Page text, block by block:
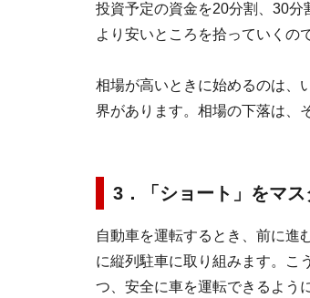
投資予定の資金を20分割、30分
より安いところを拾っていくの
相場が高いときに始めるのは、
界があります。相場の下落は、
3．「ショート」をマス
自動車を運転するとき、前に進
に縦列駐車に取り組みます。こ
つ、安全に車を運転できるよう